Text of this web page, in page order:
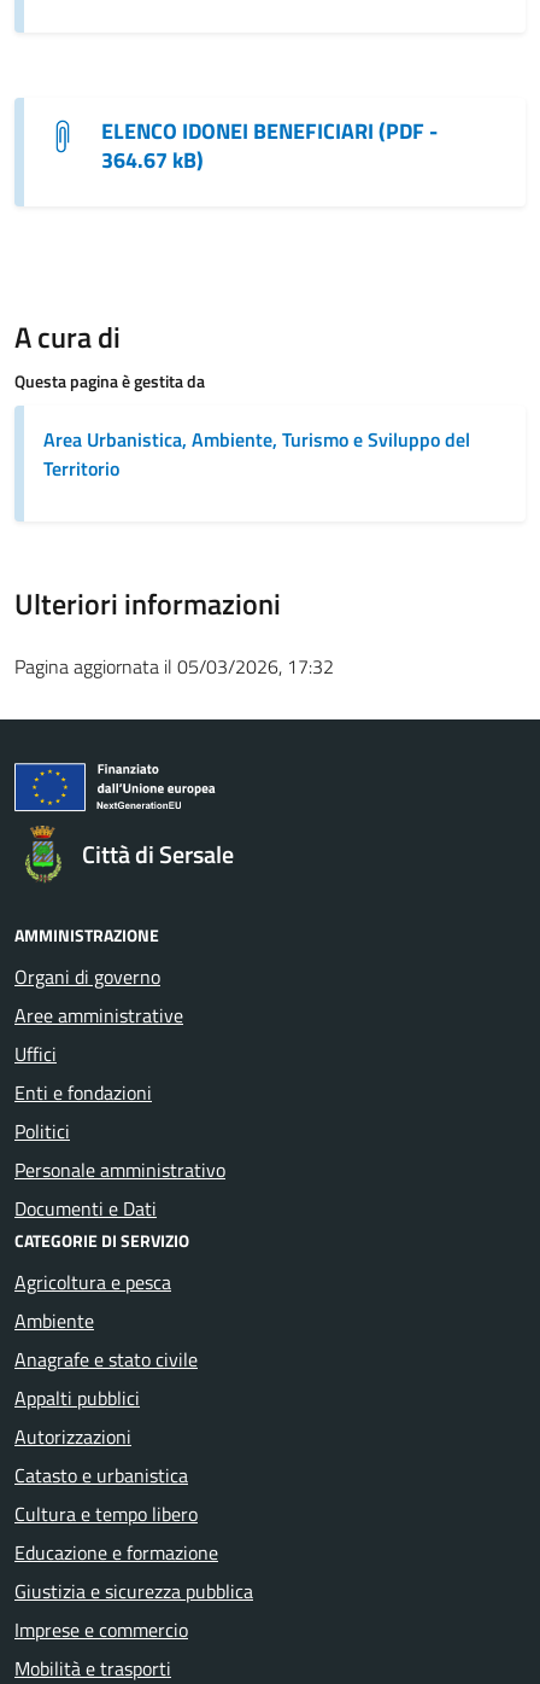
ELENCO IDONEI BENEFICIARI (PDF -
364.67 kB)
A cura di
Questa pagina è gestita da
Area Urbanistica, Ambiente, Turismo e Sviluppo del
Territorio
Ulteriori informazioni
Pagina aggiornata il 05/03/2026, 17:32
Città di Sersale
AMMINISTRAZIONE
Organi di governo
Aree amministrative
Uffici
Enti e fondazioni
Politici
Personale amministrativo
Documenti e Dati
CATEGORIE DI SERVIZIO
Agricoltura e pesca
Ambiente
Anagrafe e stato civile
Appalti pubblici
Autorizzazioni
Catasto e urbanistica
Cultura e tempo libero
Educazione e formazione
Giustizia e sicurezza pubblica
Imprese e commercio
Mobilità e trasporti